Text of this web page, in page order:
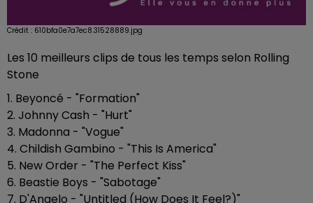
Crédit : 610bfa0e7a7ec8.31528889.jpg
Les 10 meilleurs clips de tous les temps selon Rolling
Stone
1. Beyoncé - "Formation"
2. Johnny Cash - "Hurt"
3. Madonna - "Vogue"
4. Childish Gambino - "This Is America"
5. New Order - "The Perfect Kiss"
6. Beastie Boys - "Sabotage"
7. D'Angelo - "Untitled (How Does It Feel?)"